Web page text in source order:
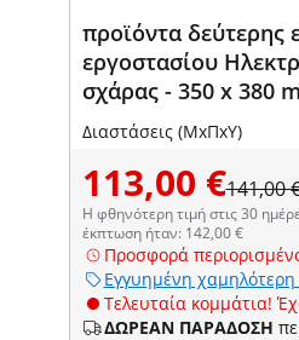
προϊόντα δεύτερης
εργοστασίου
σχάρας - 350 x 380
royal_catering - 2 -
Διαστάσεις (ΜxΠxΥ)
113,00 €141,00
Η φθηνότερη τιμή στις 30
έκπτωση ήταν: 142,00 €
Προσφορά
Εγγυημένη χαμηλότερη
Τελευταία κομμάτια!
ΔΩΡΕΑΝ ΠΑΡΑΔΟΣΗ